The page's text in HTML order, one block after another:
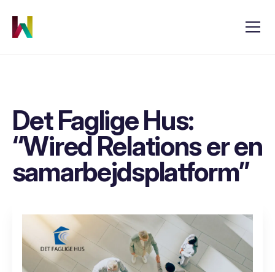
Det Faglige Hus:
“Wired Relations er en
samarbejdsplatform”